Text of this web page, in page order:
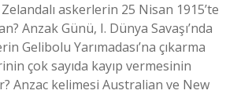
askerlerin 25 Nisan 1915’te
Anzak Günü, I. Dünya Savaşı’nda
Gelibolu Yarımadası’na çıkarma
çok sayıda kayıp vermesinin
Anzac kelimesi Australian ve New